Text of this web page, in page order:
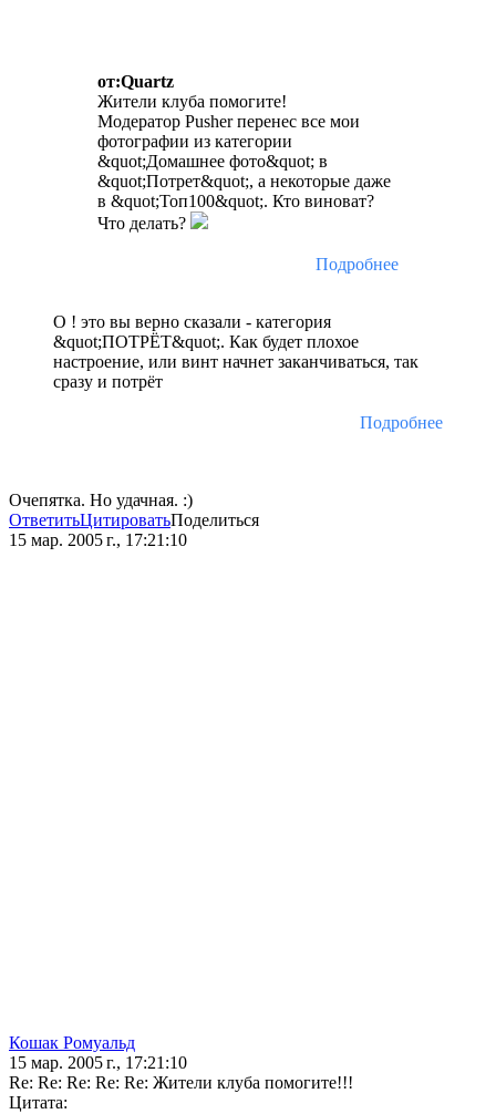
от:Quartz
Жители клуба помогите!
Модератор Pusher перенес все мои
фотографии из категории
&quot;Домашнее фото&quot; в
&quot;Потрет&quot;, а некоторые даже
в &quot;Топ100&quot;. Кто виноват?
Что делать?
Подробнее
О ! это вы верно сказали - категория
&quot;ПОТРЁТ&quot;. Как будет плохое
настроение, или винт начнет заканчиваться, так
сразу и потрёт
Подробнее
Очепятка. Но удачная. :)
ОтветитьЦитироватьПоделиться
15 мар. 2005 г., 17:21:10
Кошак Ромуальд
15 мар. 2005 г., 17:21:10
Re: Re: Re: Re: Re: Жители клуба помогите!!!
Цитата: